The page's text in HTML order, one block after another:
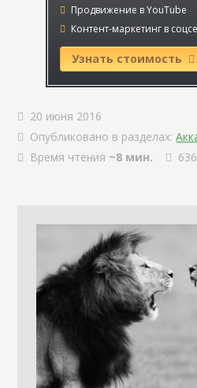
Продвижение в YouTube
Контент-маркетинг в
Узнать стоимость
20 июня 2016
Опубликовано в разделах:
Время чтения ~8 мин.